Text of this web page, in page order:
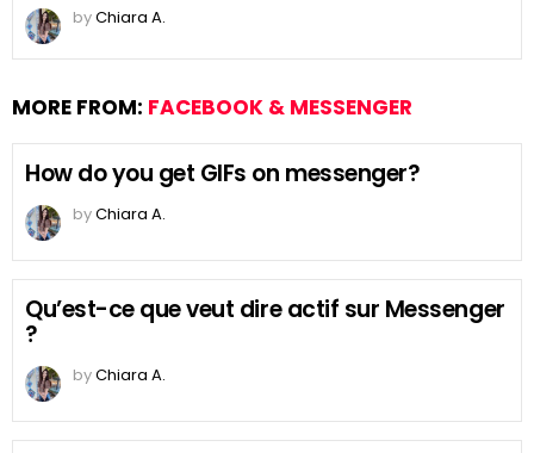
byChiara A.
MORE FROM: FACEBOOK & MESSENGER
How do you get GIFs on messenger?
byChiara A.
Qu’est-ce que veut dire actif sur Messenger
?
byChiara A.